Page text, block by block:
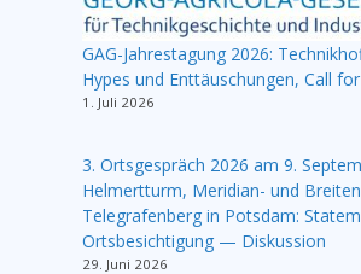
GAG-Jahrestagung 2026:
Hypes und Enttäuschungen, Call
1. Juli 2026
3. Ortsgespräch 2026 am 9.
Helmertturm, Meridian- und
Telegrafenberg in Potsdam:
Ortsbesichtigung — Diskussion
29. Juni 2026